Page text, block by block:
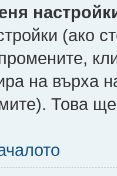
(ако
на върха
Това